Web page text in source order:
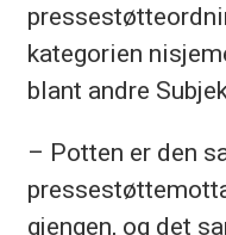
kategorien
blant andre
– Potten er den
gjengen, og det